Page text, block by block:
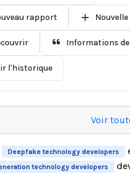
rapport
Informations
l'historique
Voir
Deepfake technology developers
technology developers